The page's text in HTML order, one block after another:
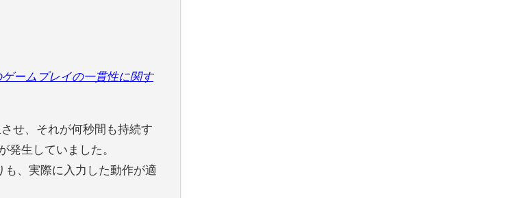
ームプレイの一貫性に関す
せ、それが何秒間も持続す
発生していました。
、実際に入力した動作が適